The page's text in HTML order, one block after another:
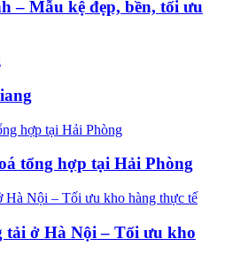
– Mẫu kệ đẹp, bền, tối ưu
tổng hợp tại Hải Phòng
tải ở Hà Nội – Tối ưu kho